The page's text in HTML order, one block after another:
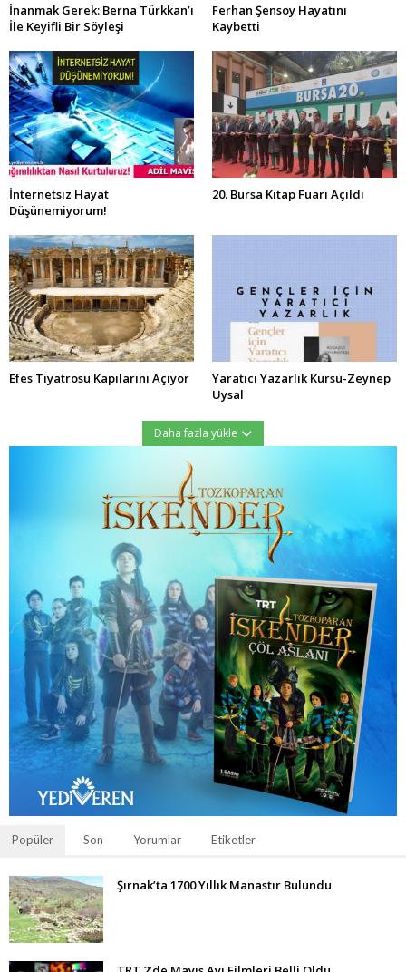
İnanmak Gerek: Berna Türkkan’ı
İle Keyifli Bir Söyleşi
Ferhan Şensoy Hayatını
Kaybetti
İnternetsiz Hayat
Düşünemiyorum!
20. Bursa Kitap Fuarı Açıldı
Efes Tiyatrosu Kapılarını Açıyor
Yaratıcı Yazarlık Kursu-Zeynep
Uysal
Daha fazla yükle
Popüler Son Yorumlar Etiketler
Şırnak’ta 1700 Yıllık Manastır Bulundu